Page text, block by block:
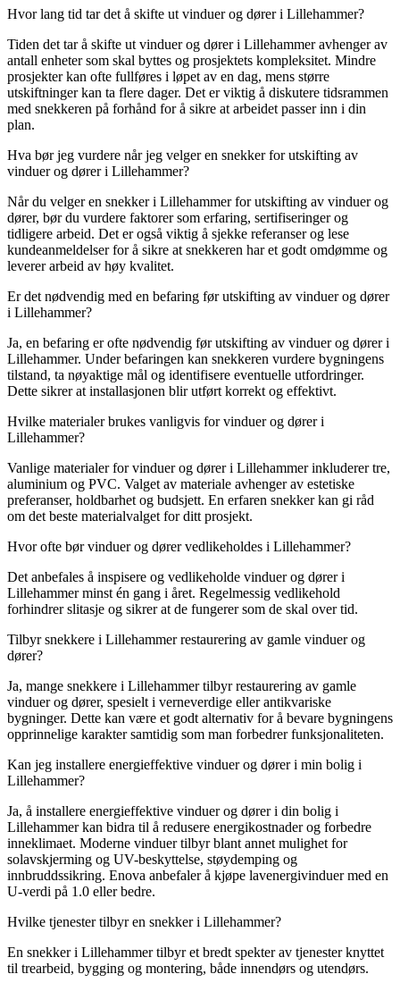
Hvor lang tid tar det å skifte ut vinduer og dører i Lillehammer?
Tiden det tar å skifte ut vinduer og dører i Lillehammer avhenger av
antall enheter som skal byttes og prosjektets kompleksitet. Mindre
prosjekter kan ofte fullføres i løpet av en dag, mens større
utskiftninger kan ta flere dager. Det er viktig å diskutere tidsrammen
med snekkeren på forhånd for å sikre at arbeidet passer inn i din
plan.
Hva bør jeg vurdere når jeg velger en snekker for utskifting av
vinduer og dører i Lillehammer?
Når du velger en snekker i Lillehammer for utskifting av vinduer og
dører, bør du vurdere faktorer som erfaring, sertifiseringer og
tidligere arbeid. Det er også viktig å sjekke referanser og lese
kundeanmeldelser for å sikre at snekkeren har et godt omdømme og
leverer arbeid av høy kvalitet.
Er det nødvendig med en befaring før utskifting av vinduer og dører
i Lillehammer?
Ja, en befaring er ofte nødvendig før utskifting av vinduer og dører i
Lillehammer. Under befaringen kan snekkeren vurdere bygningens
tilstand, ta nøyaktige mål og identifisere eventuelle utfordringer.
Dette sikrer at installasjonen blir utført korrekt og effektivt.
Hvilke materialer brukes vanligvis for vinduer og dører i
Lillehammer?
Vanlige materialer for vinduer og dører i Lillehammer inkluderer tre,
aluminium og PVC. Valget av materiale avhenger av estetiske
preferanser, holdbarhet og budsjett. En erfaren snekker kan gi råd
om det beste materialvalget for ditt prosjekt.
Hvor ofte bør vinduer og dører vedlikeholdes i Lillehammer?
Det anbefales å inspisere og vedlikeholde vinduer og dører i
Lillehammer minst én gang i året. Regelmessig vedlikehold
forhindrer slitasje og sikrer at de fungerer som de skal over tid.
Tilbyr snekkere i Lillehammer restaurering av gamle vinduer og
dører?
Ja, mange snekkere i Lillehammer tilbyr restaurering av gamle
vinduer og dører, spesielt i verneverdige eller antikvariske
bygninger. Dette kan være et godt alternativ for å bevare bygningens
opprinnelige karakter samtidig som man forbedrer funksjonaliteten.
Kan jeg installere energieffektive vinduer og dører i min bolig i
Lillehammer?
Ja, å installere energieffektive vinduer og dører i din bolig i
Lillehammer kan bidra til å redusere energikostnader og forbedre
inneklimaet. Moderne vinduer tilbyr blant annet mulighet for
solavskjerming og UV-beskyttelse, støydemping og
innbruddssikring. Enova anbefaler å kjøpe lavenergivinduer med en
U-verdi på 1.0 eller bedre.
Hvilke tjenester tilbyr en snekker i Lillehammer?
En snekker i Lillehammer tilbyr et bredt spekter av tjenester knyttet
til trearbeid, bygging og montering, både innendørs og utendørs.